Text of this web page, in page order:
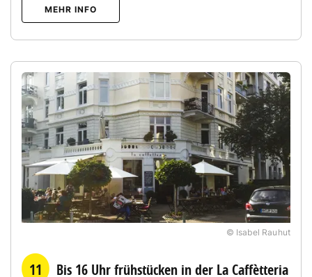
MEHR INFO
© Isabel Rauhut
11 Bis 16 Uhr frühstücken in der La Caffètteria